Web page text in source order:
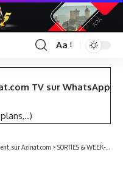
Font
Resizer
Aa
TV sur WhatsApp
sur Azinat.com > SORTIES & WEEK-END